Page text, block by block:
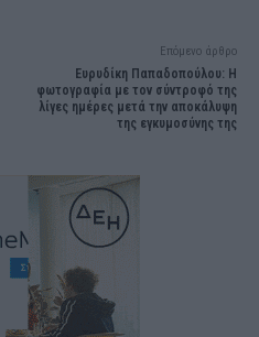
Επόμενο άρθρο
Ευρυδίκη Παπαδοπούλου: Η
φωτογραφία με τον σύντροφό της
λίγες ημέρες μετά την αποκάλυψη
της εγκυμοσύνης της